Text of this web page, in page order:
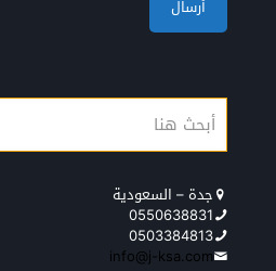
جدة – السعودية
0550638831
0503384813
info@j-ksa.com